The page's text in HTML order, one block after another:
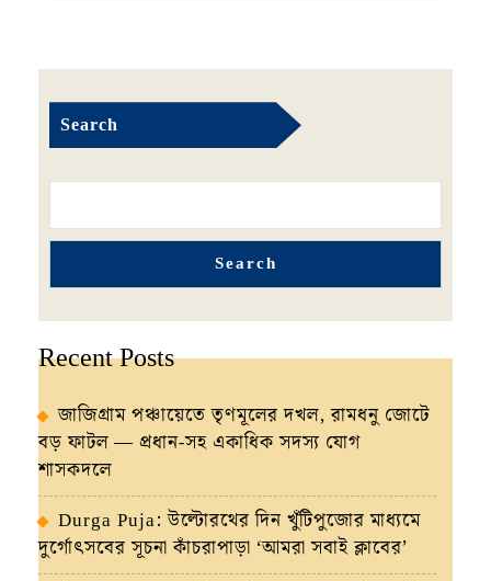
Search
Search
Recent Posts
জাজিগ্রাম পঞ্চায়েতে তৃণমূলের দখল, রামধনু জোটে
বড় ফাটল — প্রধান-সহ একাধিক সদস্য যোগ
শাসকদলে
Durga Puja: উল্টোরথের দিন খুঁটিপুজোর মাধ্যমে
দুর্গোৎসবের সূচনা কাঁচরাপাড়া ‘আমরা সবাই ক্লাবের’